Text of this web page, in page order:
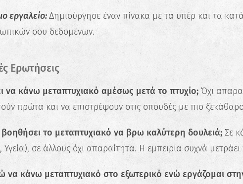
εργαλείο:Δημιούργησε έναν πίνακα με τα υπέρ και τα
σου δεδομένων.
Ερωτήσεις
να κάνω μεταπτυχιακό αμέσως μετά το πτυχίο;Όχι
πρώτα και να επιστρέψουν στις σπουδές με πιο
το μεταπτυχιακό να βρω καλύτερη δουλειά;Σε
Υγεία), σε άλλους όχι απαραίτητα. Η εμπειρία συχνά μετράει
να κάνω μεταπτυχιακό στο εξωτερικό ενώ εργάζομαι